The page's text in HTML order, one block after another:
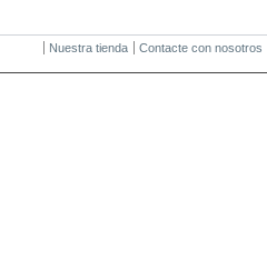
Nuestra tienda Contacte con nosotros